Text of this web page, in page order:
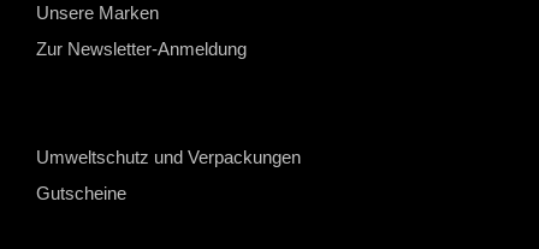
Unsere Marken
Zur Newsletter-Anmeldung
Umweltschutz und Verpackungen
Gutscheine